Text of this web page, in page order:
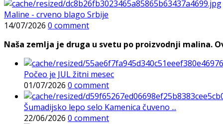
Maline - crveno blago Srbije
14/07/2026 0 comment
Naša zemlja je druga u svetu po proizvodnji malina.
Počeo je JUL žitni mesec
01/07/2026 0 comment
Šumadijsko lepo selo Kamenica čuveno ...
22/06/2026 0 comment